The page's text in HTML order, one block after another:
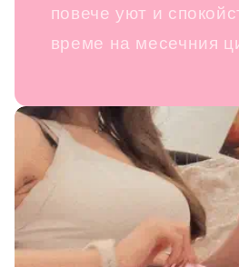
повече уют и
време на месечния